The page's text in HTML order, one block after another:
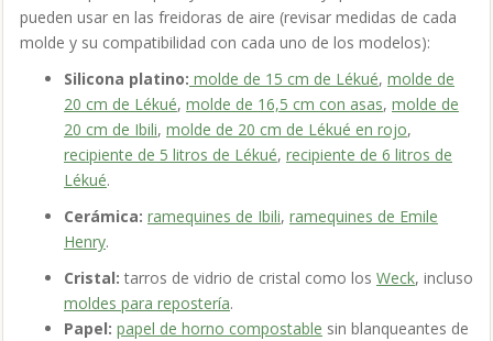
pueden usar en las freidoras de aire (revisar medidas de cada
molde y su compatibilidad con cada uno de los modelos):
Silicona platino: molde de 15 cm de Lékué, molde de
20 cm de Lékué, molde de 16,5 cm con asas, molde de
20 cm de Ibili, molde de 20 cm de Lékué en rojo,
recipiente de 5 litros de Lékué, recipiente de 6 litros de
Lékué.
Cerámica: ramequines de Ibili, ramequines de Emile
Henry.
Cristal: tarros de vidrio de cristal como los Weck, incluso
moldes para repostería.
Papel: papel de horno compostable sin blanqueantes de